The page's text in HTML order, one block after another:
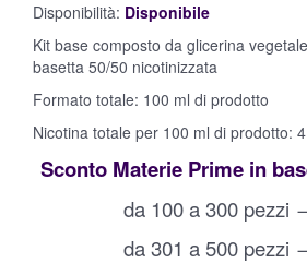
Disponibilità: Disponibile
Kit base composto da glicerina
basetta 50/50 nicotinizzata
Formato totale: 100 ml di prodotto
Nicotina totale per 100 ml di prodotto:
Sconto Materie Prime in
da 100 a 300 pezzi
da 301 a 500 pezzi